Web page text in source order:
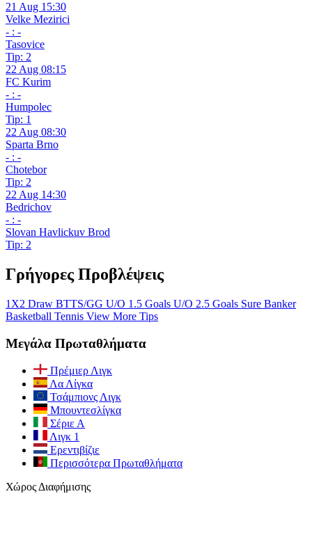
21 Aug 15:30
Velke Mezirici
- : -
Tasovice
Tip: 2
22 Aug 08:15
FC Kurim
- : -
Humpolec
Tip: 1
22 Aug 08:30
Sparta Brno
- : -
Chotebor
Tip: 2
22 Aug 14:30
Bedrichov
- : -
Slovan Havlickuv Brod
Tip: 2
Γρήγορες Προβλέψεις
1X2 Draw BTTS/GG U/O 1.5 Goals U/O 2.5 Goals Sure Banker
Basketball Tennis View More Tips
Μεγάλα Πρωταθλήματα
Πρέμιερ Λιγκ
Λα Λίγκα
Τσάμπιονς Λιγκ
Μπουντεσλίγκα
Σέριε Α
Λιγκ 1
Ερεντιβίζιε
Περισσότερα Πρωταθλήματα
Χώρος Διαφήμισης